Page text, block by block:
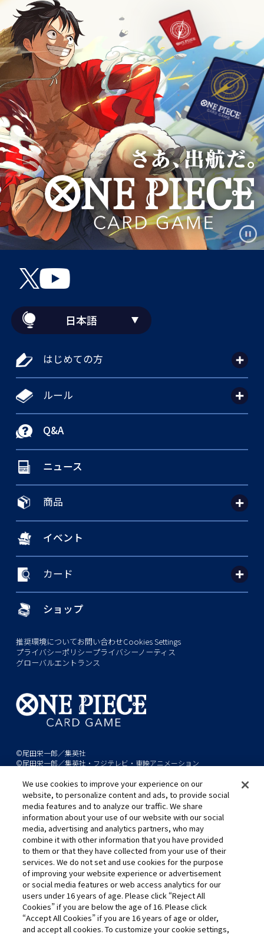
日本語
はじめての方
ルール
Q&A
ニュース
商品
イベント
カード
ショップ
推奨環境についてお問い合わせCookies Settings
プライバシーポリシープライバシーノーティス
グローバルエントランス
©尾田栄一郎／集英社
©尾田栄一郎／集英社・フジテレビ・東映アニメーション
このwebサイトに記載されているすべての画像・テキスト・データの無
断転用、転載をお断りします。
開発中につき、本サイトで使用している画像と実際の商品とは異なる場
合があります。
※AppleとAppleのロゴは、米国およびその他の国で登録されたApple
Inc.の商標です。
※Google Play および Google Play ロゴは、Google LLC の商標です。
キャリア採用
We use cookies to improve your experience on our
website, to personalize content and ads, to provide social
media features and to analyze our traffic. We share
information about your use of our website with our social
media, advertising and analytics partners, who may
combine it with other information that you have provided
to them or that they have collected from your use of their
services. We do not set and use cookies for the purpose
of improving your website experience or advertisement
or social media features or web access analytics for our
users under 16 years of age. Please click “Reject All
Cookies” if you are below the age of 16. Please click
“Accept All Cookies” if you are 16 years of age or older,
and accept all cookies. To customize your cookie settings,